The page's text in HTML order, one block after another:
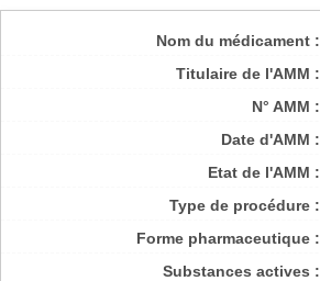
Nom du médicament :
Titulaire de l'AMM :
N° AMM :
Date d'AMM :
Etat de l'AMM :
Type de procédure :
Forme pharmaceutique :
Substances actives :